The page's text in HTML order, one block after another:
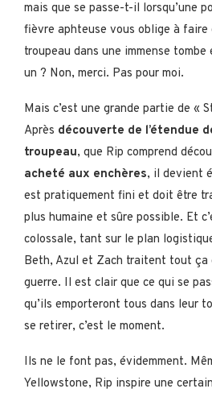
mais que se passe-t-il lorsqu’une
fièvre aphteuse vous oblige à
troupeau dans une immense
un ? Non, merci. Pas pour moi.
Mais c’est une grande partie de «
Après découverte de l’étendue
troupeau, que Rip comprend
acheté aux enchères, il devient
est pratiquement fini et doit être
plus humaine et sûre possible. Et
colossale, tant sur le plan
Beth, Azul et Zach traitent tout ça
guerre. Il est clair que ce qui se
qu’ils emporteront tous dans leur
se retirer, c’est le moment.
Ils ne le font pas, évidemment.
Yellowstone, Rip inspire une